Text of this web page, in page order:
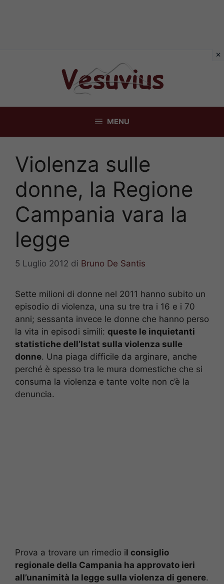
MENU
Violenza sulle
donne, la Regione
Campania vara la
legge
5 Luglio 2012 di Bruno De Santis
Sette milioni di donne nel 2011 hanno subito un
episodio di violenza, una su tre tra i 16 e i 70
anni; sessanta invece le donne che hanno perso
la vita in episodi simili: queste le inquietanti
statistiche dell’Istat sulla violenza sulle
donne. Una piaga difficile da arginare, anche
perché è spesso tra le mura domestiche che si
consuma la violenza e tante volte non c’è la
denuncia.
Prova a trovare un rimedio il consiglio
regionale della Campania ha approvato ieri
all’unanimità la legge sulla violenza di genere.